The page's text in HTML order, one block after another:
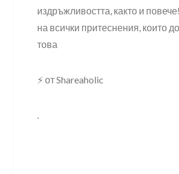
издръжливостта, както и
на всички притеснения, които
това
⚡ от Shareaholic
.